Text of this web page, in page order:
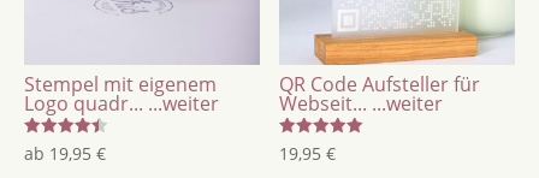
Stempel mit eigenem
Logo quadr... ...weiter
Bewertet
mit
ab 19,95 €
QR Code Aufsteller für
Webseit... ...weiter
Bewertet
mit
19,95€